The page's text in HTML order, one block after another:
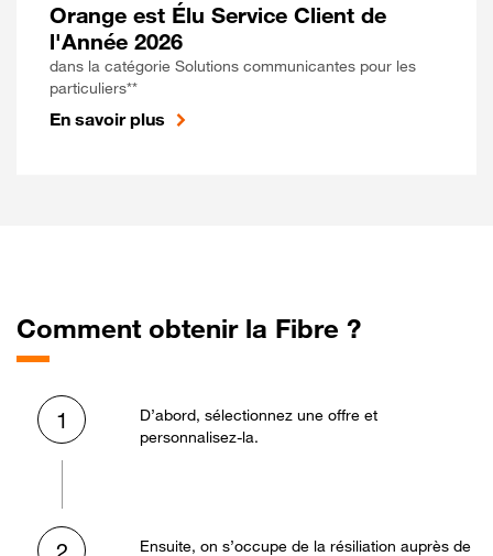
Orange est Élu Service Client de
l'Année 2026
dans la catégorie Solutions communicantes pour les
particuliers**
En savoir plus
Comment obtenir la Fibre ?
1
D’abord, sélectionnez une offre et
personnalisez-la.
Ensuite, on s’occupe de la résiliation auprès de